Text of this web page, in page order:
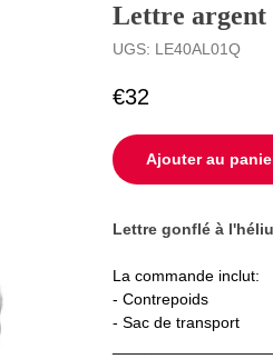
Lettre argent
UGS: LE40AL01Q
€32
Ajouter au
Lettre gonflé à
La commande inclut:
- Contrepoids
- Sac de transport